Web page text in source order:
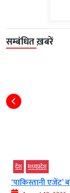
सम्बंधित ख़बरें
देश मध्‍यप्रदेश
‘पाकिस्तानी